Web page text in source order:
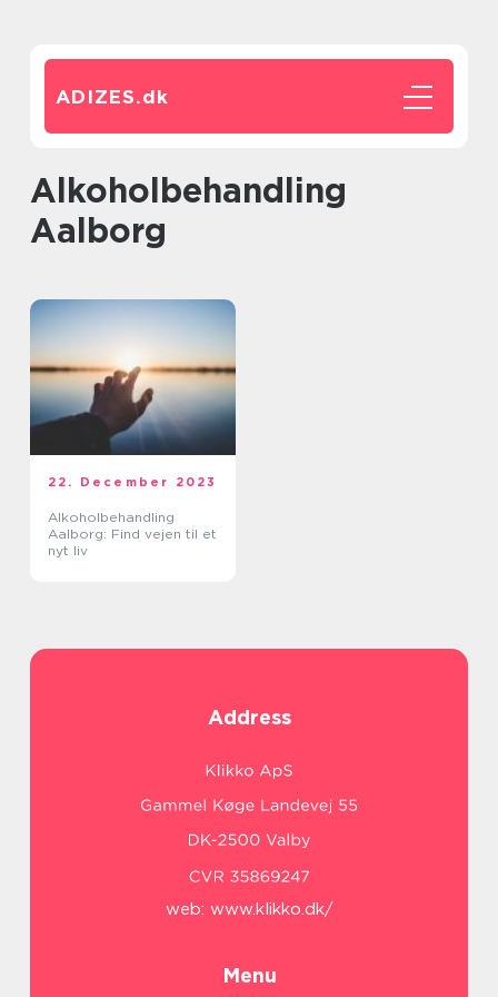
ADIZES.dk
Alkoholbehandling
Aalborg
22. December 2023
Alkoholbehandling
Aalborg: Find vejen til et
nyt liv
Address
web: www.klikko.dk/
Menu